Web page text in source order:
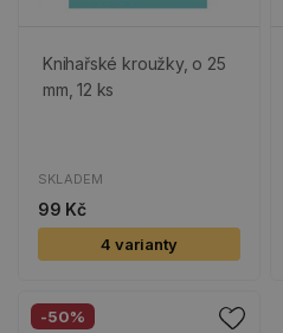
Knihařské kroužky, o 25
mm, 12 ks
SKLADEM
99 Kč
4 varianty
-50%